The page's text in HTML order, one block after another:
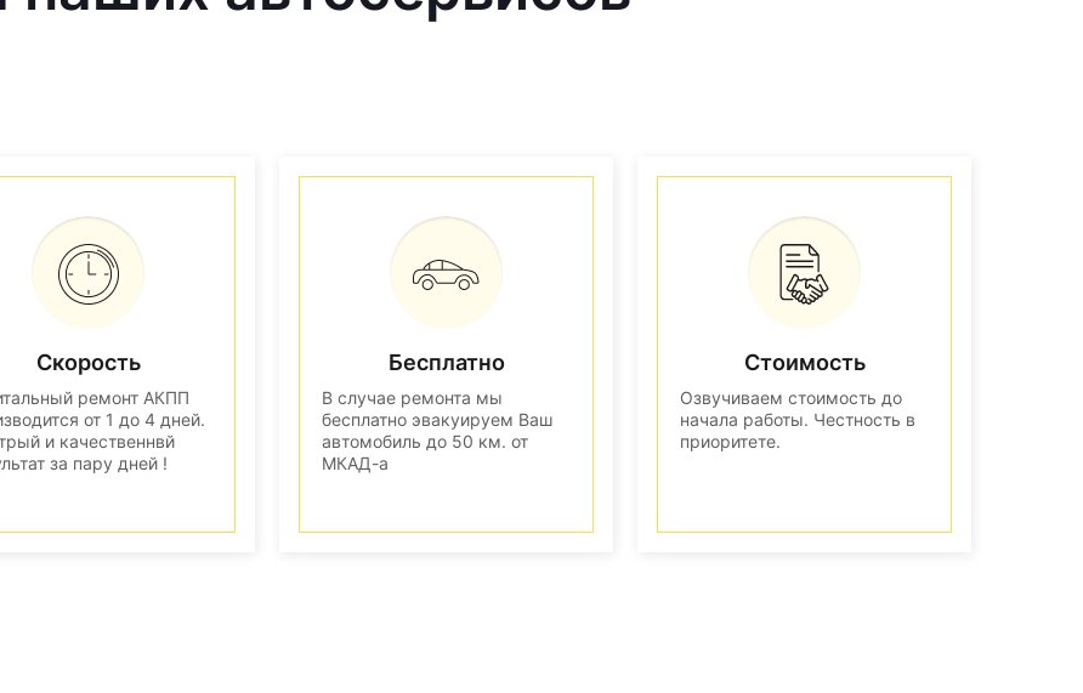
Скорость
ремонт АКПП
от 1 до 4 дней.
и качественнвй
за пару дней !
Бесплатно
В случае ремонта мы
бесплатно эвакуируем Ваш
автомобиль до 50 км. от
МКАД-а
Стоимость
Озвучиваем стоимость до
начала работы. Честность в
приоритете.